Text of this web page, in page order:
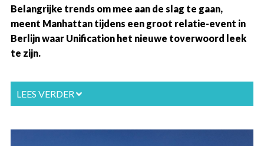
Belangrijke trends om mee aan de slag te gaan,
meent Manhattan tijdens een groot relatie-event in
Berlijn waar Unification het nieuwe toverwoord leek
te zijn.
LEES VERDER